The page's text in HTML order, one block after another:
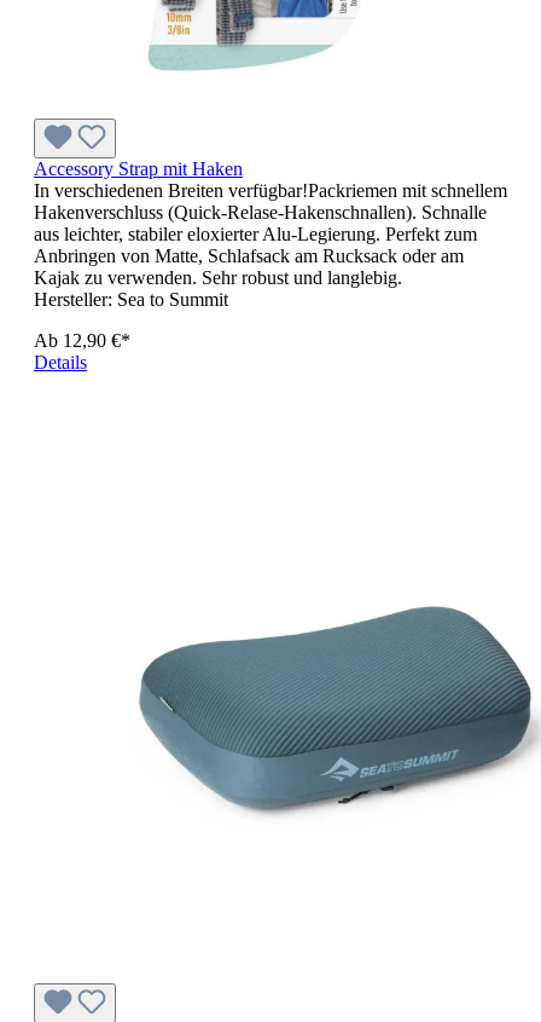
Accessory Strap mit Haken
In verschiedenen Breiten verfügbar!Packriemen mit schnellem
Hakenverschluss (Quick-Relase-Hakenschnallen). Schnalle
aus leichter, stabiler eloxierter Alu-Legierung. Perfekt zum
Anbringen von Matte, Schlafsack am Rucksack oder am
Kajak zu verwenden. Sehr robust und langlebig.
Hersteller: Sea to Summit
Ab 12,90 €*
Details